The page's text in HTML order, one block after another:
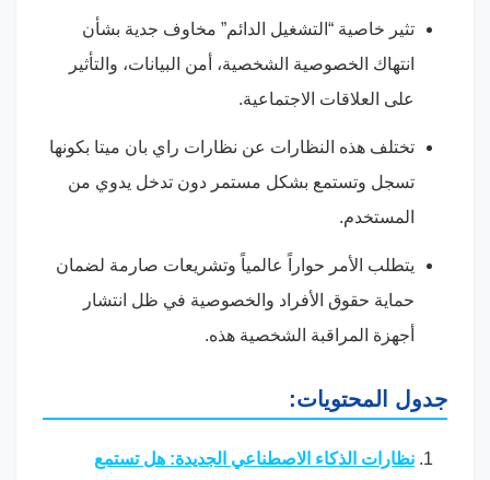
تثير خاصية “التشغيل الدائم” مخاوف جدية بشأن
انتهاك الخصوصية الشخصية، أمن البيانات، والتأثير
على العلاقات الاجتماعية.
تختلف هذه النظارات عن نظارات راي بان ميتا بكونها
تسجل وتستمع بشكل مستمر دون تدخل يدوي من
المستخدم.
يتطلب الأمر حواراً عالمياً وتشريعات صارمة لضمان
حماية حقوق الأفراد والخصوصية في ظل انتشار
أجهزة المراقبة الشخصية هذه.
جدول المحتويات:
نظارات الذكاء الاصطناعي الجديدة: هل تستمع